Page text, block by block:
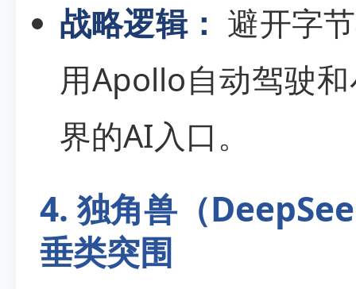
战略逻辑： 避开字
用Apollo自动驾驶
界的AI入口。
4. 独角兽（
垂类突围